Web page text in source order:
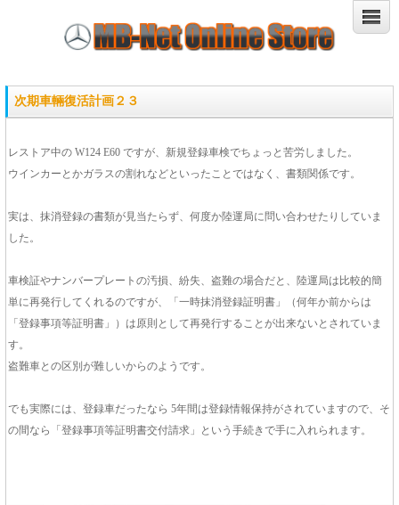
次期車輛復活計画２３
レストア中の W124 E60 ですが、新規登録車検でちょっと苦労しました。
ウインカーとかガラスの割れなどといったことではなく、書類関係です。
実は、抹消登録の書類が見当たらず、何度か陸運局に問い合わせたりしていま
した。
車検証やナンバープレートの汚損、紛失、盗難の場合だと、陸運局は比較的簡
単に再発行してくれるのですが、「一時抹消登録証明書」（何年か前からは
「登録事項等証明書」）は原則として再発行することが出来ないとされていま
す。
盗難車との区別が難しいからのようです。
でも実際には、登録車だったなら 5年間は登録情報保持がされていますので、そ
の間なら「登録事項等証明書交付請求」という手続きで手に入れられます。